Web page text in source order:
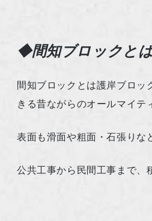
◆間知ブロックと
間知ブロックとは護岸ブロ
きる昔ながらのオールマイテ
表面も滑面や粗面・石張りな
公共工事から民間工事まで、